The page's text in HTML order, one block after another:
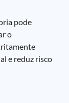
pode
o
e reduz risco